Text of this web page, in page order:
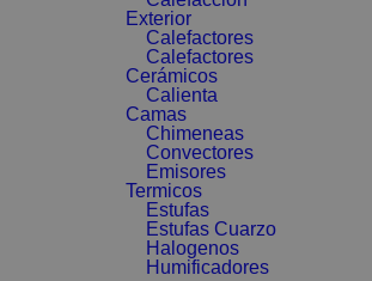
Exterior
Calefactores
Calefactores
Cerámicos
Calienta
Camas
Chimeneas
Convectores
Emisores
Termicos
Estufas
Estufas Cuarzo
Halogenos
Humificadores